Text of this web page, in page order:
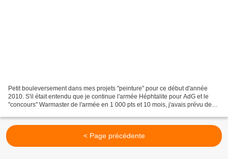
Petit bouleversement dans mes projets "peinture" pour ce début d'année
2010. S'il était entendu que je continue l'armée Héphtalite pour AdG et le
"concours" Warmaster de l'armée en 1 000 pts et 10 mois, j'avais prévu de
< Page précédente